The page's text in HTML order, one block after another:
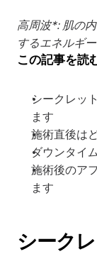
高周波*: 肌の
するエネルギ
この記事を読
シークレッ
ます
施術直後は
ダウンタイ
施術後のア
ます
シーク